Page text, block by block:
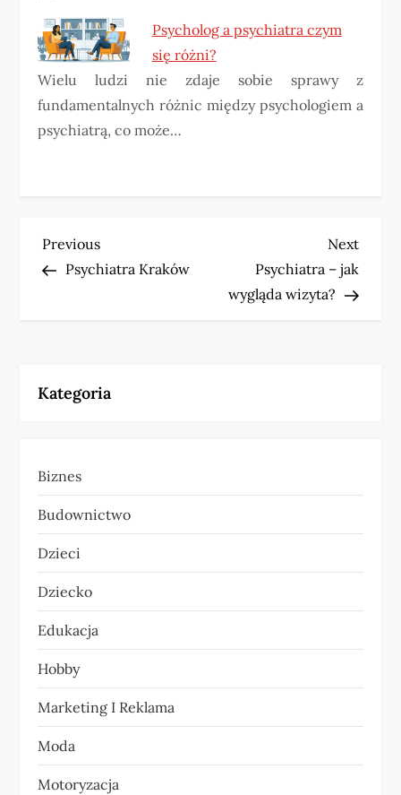
Psycholog a psychiatra czym
się różni?
Wielu ludzi nie zdaje sobie sprawy z
fundamentalnych różnic między psychologiem a
psychiatrą, co może…
N
a
g
c
j
a
w
p
i
s
u
Previous
Post
Previous
Psychiatra Kraków
Next
Post
Next
Psychiatra – jak
wygląda wizyta?
Kategoria
Biznes
Budownictwo
Dzieci
Dziecko
Edukacja
Hobby
Marketing I Reklama
Moda
Motoryzacja